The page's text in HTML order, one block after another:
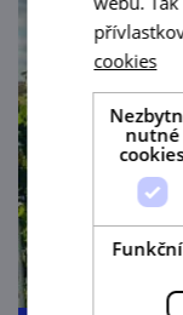
cookies
nutné